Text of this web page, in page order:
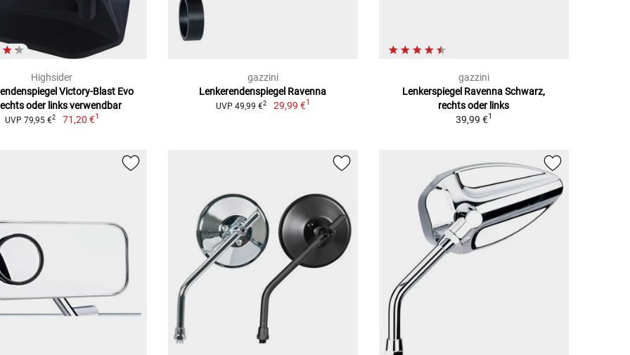
Highsider
Victory-Blast Evo
oder links verwendbar
UVP 79,95 €2 71,20 €1
gazzini
Lenkerendenspiegel Ravenna
UVP 49,99 €2 29,99 €1
gazzini
Lenkerspiegel Ravenna Schwarz,
rechts oder links
39,99 €1